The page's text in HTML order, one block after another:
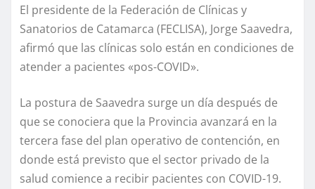
El presidente de la Federación de Clínicas y
Sanatorios de Catamarca (FECLISA), Jorge Saavedra,
afirmó que las clínicas solo están en condiciones de
atender a pacientes «pos-COVID».
La postura de Saavedra surge un día después de
que se conociera que la Provincia avanzará en la
tercera fase del plan operativo de contención, en
donde está previsto que el sector privado de la
salud comience a recibir pacientes con COVID-19.